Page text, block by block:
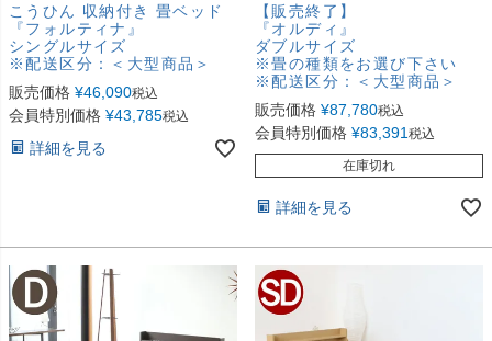
こうひん 収納付き 畳ベッド
『フォルティナ』
シングルサイズ
※配送区分：＜大型商品＞
販売価格 ¥46,090税込
会員特別価格 ¥43,785税込
詳細を見る
【販売終了】
『オルディ』
ダブルサイズ
※畳の種類をお選び下さい
※配送区分：＜大型商品＞
販売価格 ¥87,780税込
会員特別価格 ¥83,391 税込
在庫切れ
詳細を見る